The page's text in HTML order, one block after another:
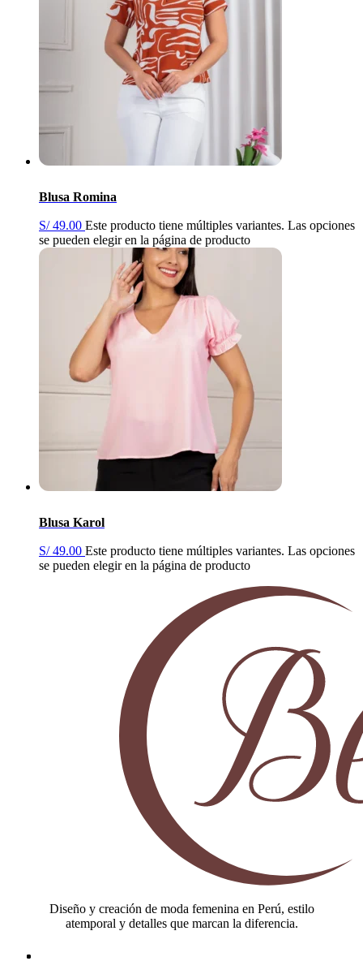
Blusa Romina
S/49.00 Este producto tiene múltiples variantes. Las opciones
se pueden elegir en la página de producto
Blusa Karol
S/49.00 Este producto tiene múltiples variantes. Las opciones
se pueden elegir en la página de producto
Diseño y creación de moda femenina en Perú, estilo
atemporal y detalles que marcan la diferencia.